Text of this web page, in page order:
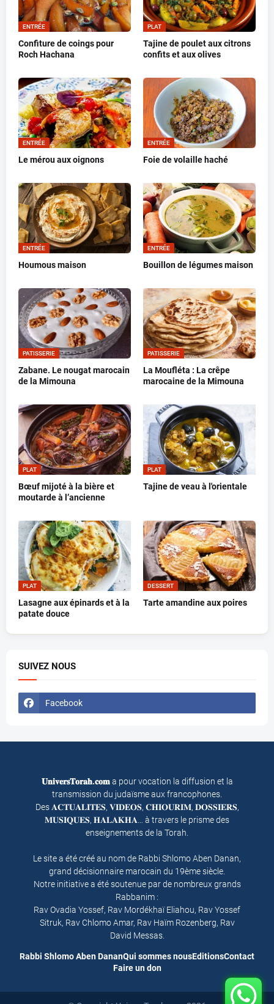
ENTRÉE
Confiture de coings pour
Roch Hachana
PLAT
Tajine de poulet aux citrons
confits et aux olives
ENTRÉE
Le mérou aux oignons
ENTRÉE
Foie de volaille haché
ENTRÉE
Houmous maison
ENTRÉE
Bouillon de légumes maison
PATISSERIE
Zabane. Le nougat marocain
de la Mimouna
PATISSERIE
La Moufléta : La crêpe
marocaine de la Mimouna
PLAT
Bœuf mijoté à la bière et
moutarde à l’ancienne
PLAT
Tajine de veau à l'orientale
PLAT
Lasagne aux épinards et à la
patate douce
DESSERT
Tarte amandine aux poires
SUIVEZ NOUS
Facebook
𝐔𝐧𝐢𝐯𝐞𝐫𝐬𝐓𝐨𝐫𝐚𝐡.𝐜𝐨𝐦a pour vocation la diffusion et la
transmission du judaïsme aux francophones.
Des 𝐀𝐂𝐓𝐔𝐀𝐋𝐈𝐓𝐄𝐒, 𝐕𝐈𝐃𝐄𝐎𝐒, 𝐂𝐇𝐈𝐎𝐔𝐑𝐈𝐌, 𝐃𝐎𝐒𝐒𝐈𝐄𝐑𝐒,
𝐌𝐔𝐒𝐈𝐐𝐔𝐄𝐒, 𝐇𝐀𝐋𝐀𝐊𝐇𝐀… à travers le prisme des
enseignements de la Torah.
Le site a été créé au nom de Rabbi Shlomo Aben Danan,
grand décisionnaire marocain du 19ème siècle.
Notre initiative a été soutenue par de nombreux grands
Rabbanim :
Rav Ovadia Yossef, Rav Mordékhaï Eliahou, Rav Yossef
Sitruk, Rav Chlomo Amar, Rav Haïm Rozenberg, Rav
David Messas.
Rabbi Shlomo Aben DananQui sommes nousEditionsContact
Faire un don